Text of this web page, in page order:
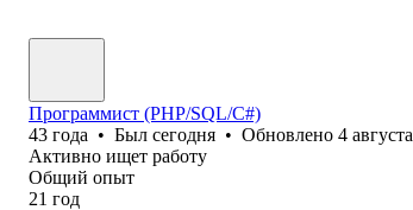
Программист (PHP/SQL/C#)
43 года • Был сегодня • Обновлено 4 августа
Активно ищет работу
Общий опыт
21 год